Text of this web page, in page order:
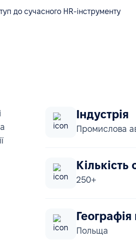
до сучасного HR-інструменту
Індустрія
Промислова
Кількість
250+
Польща